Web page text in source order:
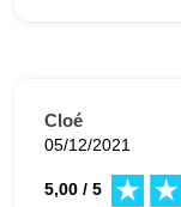
Cloé
05/12/2021
5,00 / 5